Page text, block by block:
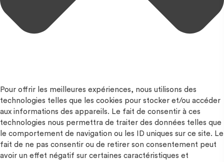
Pour offrir les meilleures expériences, nous utilisons des
technologies telles que les cookies pour stocker et/ou accéder
aux informations des appareils. Le fait de consentir à ces
technologies nous permettra de traiter des données telles que
le comportement de navigation ou les ID uniques sur ce site. Le
fait de ne pas consentir ou de retirer son consentement peut
avoir un effet négatif sur certaines caractéristiques et